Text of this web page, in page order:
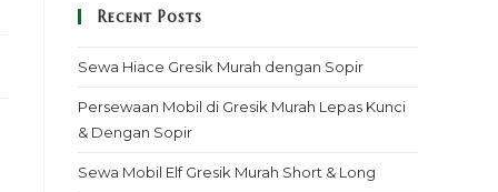
Recent Posts
Sewa Hiace Gresik Murah dengan Sopir
Persewaan Mobil di Gresik Murah Lepas Kunci
& Dengan Sopir
Sewa Mobil Elf Gresik Murah Short & Long